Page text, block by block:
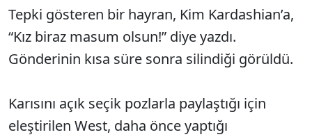
Tepki gösteren bir hayran, Kim Kardashian’a,
“Kız biraz masum olsun!” diye yazdı.
Gönderinin kısa süre sonra silindiği görüldü.
Karısını açık seçik pozlarla paylaştığı için
eleştirilen West, daha önce yaptığı